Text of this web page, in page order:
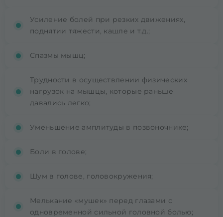
Усиление болей при резких движениях,
поднятии тяжести, кашле и т.д.;
Спазмы мышц;
Трудности в осуществлении физических
нагрузок на мышцы, которые раньше
давались легко;
Уменьшение амплитуды в позвоночнике;
Боли в голове;
Шум в голове, головокружения;
Мелькание «мушек» перед глазами с
одновременной сильной головной болью;